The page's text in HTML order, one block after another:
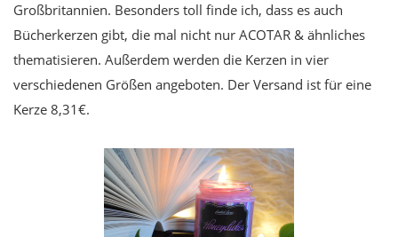
Großbritannien. Besonders toll finde ich, dass es auch
Bücherkerzen gibt, die mal nicht nur ACOTAR & ähnliches
thematisieren. Außerdem werden die Kerzen in vier
verschiedenen Größen angeboten. Der Versand ist für eine
Kerze 8,31€.